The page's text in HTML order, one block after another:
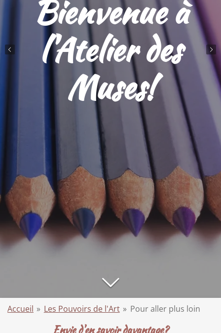
Bienvenue à
l'Atelier des
Muses!
Accueil » Les Pouvoirs de l'Art » Pour aller plus loin
Envie d'en savoir davantage?